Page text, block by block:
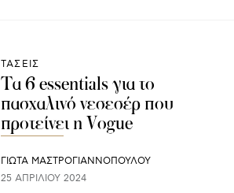
ΤΑΣΕΙΣ
Τα 6 essentials για το
πασχαλινό νεσεσέρ που
προτείνει η Vogue
ΓΙΩΤΑ ΜΑΣΤΡΟΓΙΑΝΝΟΠΟΥΛΟΥ
25 ΑΠΡΙΛΊΟΥ 2024